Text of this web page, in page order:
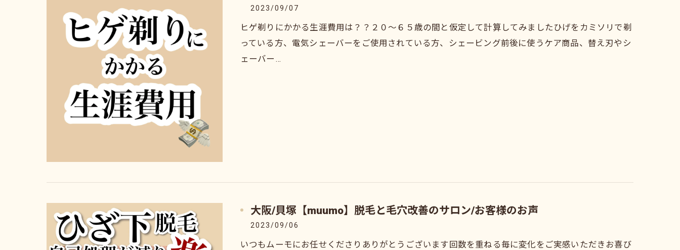
2023/09/07
ヒゲ剃りにかかる生涯費用は？？２０～６５歳の間と仮定して計算してみましたひげをカミソリで剃
っている方、電気シェーバーをご使用されている方、シェービング前後に使うケア商品、替え刃やシ
ェーバー…
大阪/貝塚【muumo】脱毛と毛穴改善のサロン/お客様のお声
2023/09/06
いつもムーモにお任せくださりありがとうございます回数を重ねる毎に変化をご実感いただきお喜び